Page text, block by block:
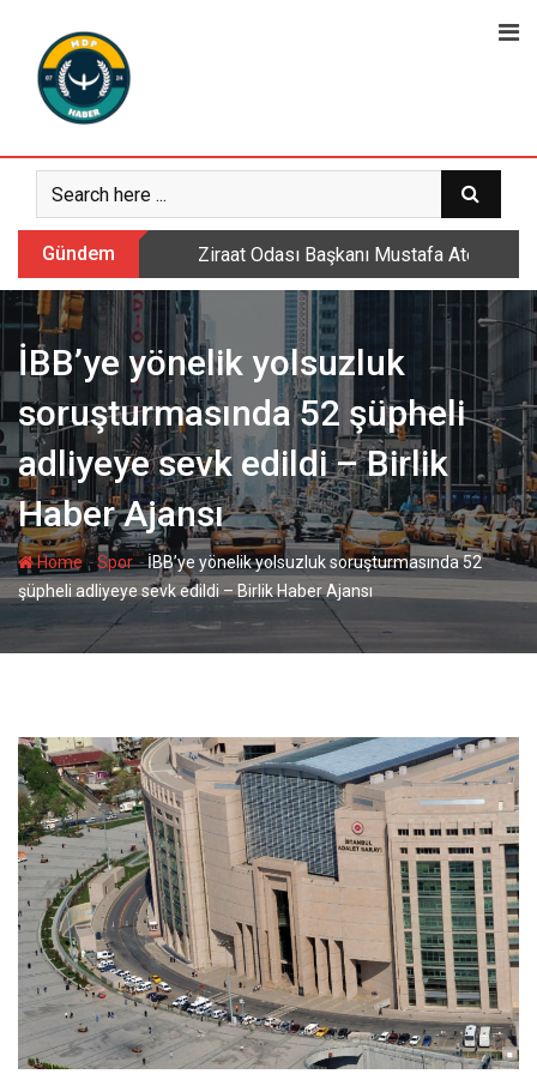
content
Gündem Ziraat Odası Başkanı Mustafa Ateş:
İBB’ye yönelik yolsuzluk
soruşturmasında 52 şüpheli
adliyeye sevk edildi – Birlik
Haber Ajansı
Home-Spor-İBB’ye yönelik yolsuzluk soruşturmasında 52
şüpheli adliyeye sevk edildi – Birlik Haber Ajansı